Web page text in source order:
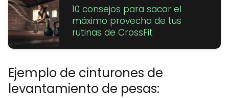
10 consejos para sacar el
máximo provecho de tus
rutinas de CrossFit
Ejemplo de cinturones de
levantamiento de pesas: